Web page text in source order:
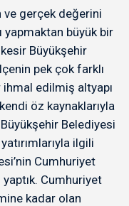
ve gerçek değerini
yapmaktan büyük bir
Büyükşehir
pek çok farklı
ihmal edilmiş altyapı
öz kaynaklarıyla
Belediyesi
ilgili
Cumhuriyet
Cumhuriyet
kadar olan